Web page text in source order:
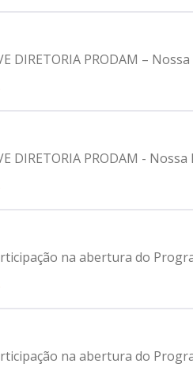
DIRETORIA PRODAM –
DIRETORIA PRODAM -
na abertura do
na abertura do